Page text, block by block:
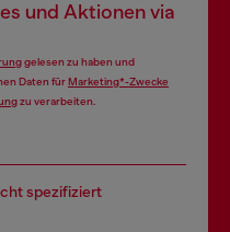
und Aktionen via
gelesen zu haben und
Daten fürMarketing*-Zwecke
zu verarbeiten.
spezifiziert